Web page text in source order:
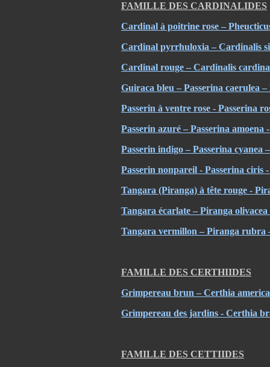
FAMILLE DES CARDINALIDES
Cardinal à poitrine rose –
Cardinal pyrrhuloxia – Cardinalis
Cardinal rouge – Cardinalis
Guiraca bleu – Passerina caerulea
Passerin à ventre rose - Passerina
Passerin azuré – Passerina
Passerin indigo – Passerina cyanea
Passerin nonpareil - Passerina ciris
Tangara (Piranga) à tête rouge -
Tangara écarlate – Piranga
Tangara vermillon – Piranga rubra
FAMILLE DES CERTHIIDES
Grimpereau brun – Certhia
Grimpereau des jardins - Certhia
FAMILLE DES CETTIIDES